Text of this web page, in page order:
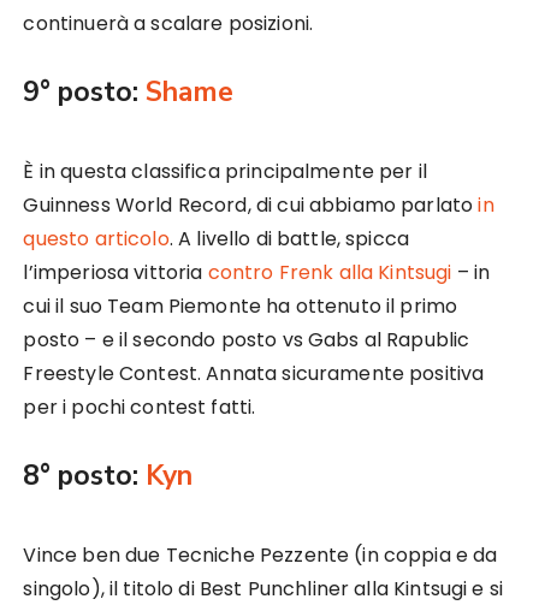
continuerà a scalare posizioni.
9° posto:Shame
È in questa classifica principalmente per il
Guinness World Record, di cui abbiamo parlatoin
questo articolo. A livello di battle, spicca
l’imperiosa vittoria contro Frenk alla Kintsugi – in
cui il suo Team Piemonte ha ottenuto il primo
posto – e il secondo posto vs Gabs al Rapublic
Freestyle Contest. Annata sicuramente positiva
per i pochi contest fatti.
8° posto: Kyn
Vince ben due Tecniche Pezzente (in coppia e da
singolo), il titolo di Best Punchliner alla Kintsugi e si